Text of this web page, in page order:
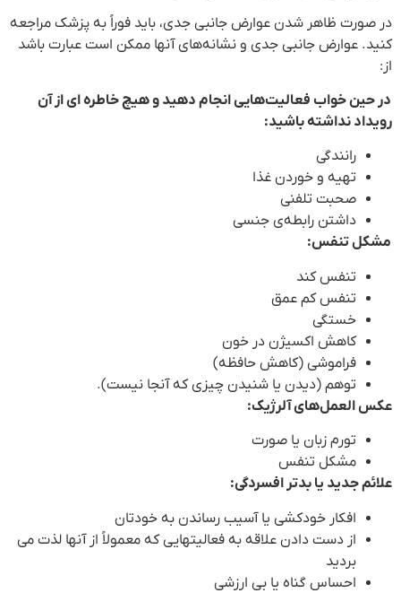
در صورت ظاهر شدن عوارض جانبی جدی، باید فوراً به پزشک مراجعه
کنید. عوارض جانبی جدی و نشانه‌های آنها ممکن است عبارت باشد
از:
در حین خواب فعالیت‌هایی انجام دهید و هیچ خاطره ای از آن
رویداد نداشته باشید:
رانندگی
تهیه و خوردن غذا
صحبت تلفنی
داشتن رابطه‌ی ‌جنسی
مشکل تنفس:
تنفس کند
تنفس کم عمق
خستگی
کاهش اکسیژن در خون
فراموشی (کاهش حافظه)
توهم (دیدن یا شنیدن چیزی که آنجا نیست).
عکس العمل‌های آلرژیک:
تورم زبان یا صورت
مشکل تنفس
علائم جدید یا بدتر افسردگی:
افکار خودکشی یا آسیب رساندن به خودتان
از دست دادن علاقه به فعالیتهایی که معمولاً از آنها لذت می
بردید
احساس گناه یا بی ارزشی